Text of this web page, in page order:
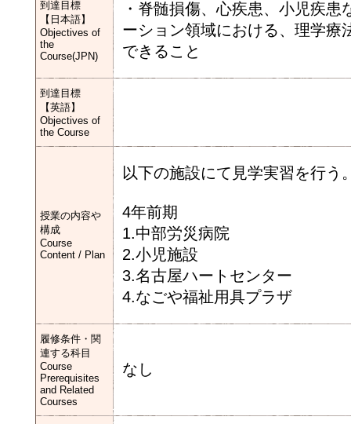
到達目標
【日本語】
Objectives of
the
Course(JPN)
・脊髄損傷、心疾患、小児疾
ーション領域における、理学療
できること
到達目標
【英語】
Objectives of
the Course
授業の内容や
構成
Course
Content / Plan
以下の施設にて見学実習を行う
4年前期
1.中部労災病院
2.小児施設
3.名古屋ハートセンター
4.なごや福祉用具プラザ
履修条件・関
連する科目
Course
Prerequisites
and Related
Courses
なし